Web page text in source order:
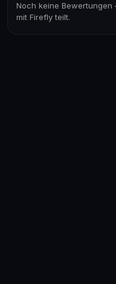
Noch keine
mit Firefly teilt.